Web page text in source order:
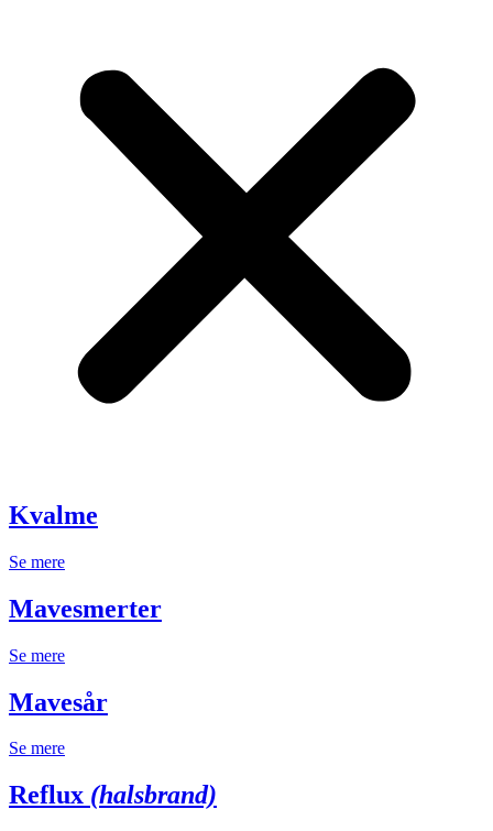
Kvalme
Se mere
Mavesmerter
Se mere
Mavesår
Se mere
Reflux (halsbrand)